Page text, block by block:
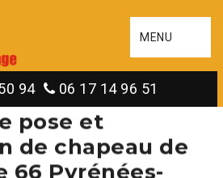
MENU
94 06 17 14 96 51
pose et
de chapeau de
66 Pyrénées-